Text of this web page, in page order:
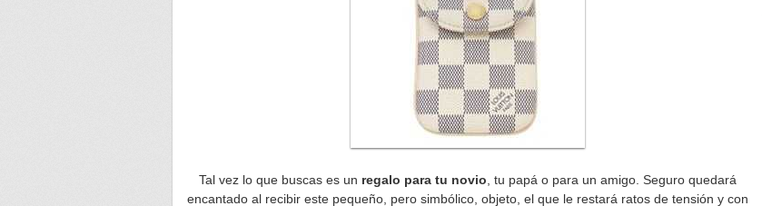
Tal vez lo que buscas es un regalo para tu novio , tu papá o para un amigo. Seguro quedará
encantado al recibir este pequeño, pero simbólico, objeto, el que le restará ratos de tensión y con